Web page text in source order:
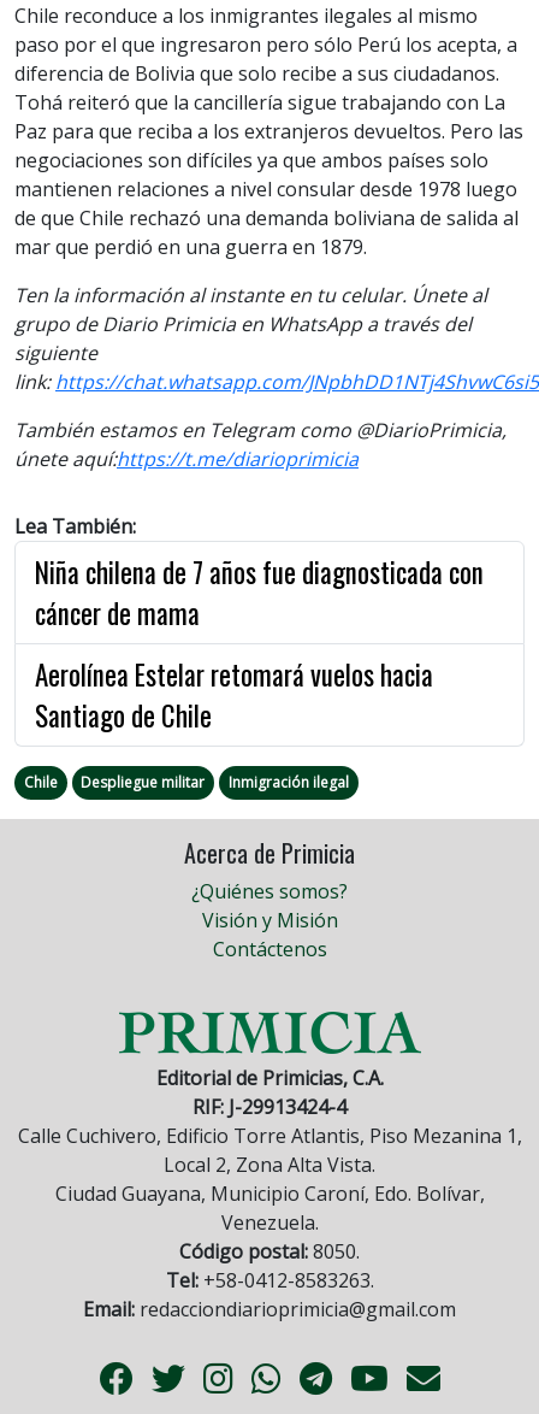
Chile reconduce a los inmigrantes ilegales al mismo
paso por el que ingresaron pero sólo Perú los acepta, a
diferencia de Bolivia que solo recibe a sus ciudadanos.
Tohá reiteró que la cancillería sigue trabajando con La
Paz para que reciba a los extranjeros devueltos. Pero las
negociaciones son difíciles ya que ambos países solo
mantienen relaciones a nivel consular desde 1978 luego
de que Chile rechazó una demanda boliviana de salida al
mar que perdió en una guerra en 1879.
Ten la información al instante en tu celular. Únete al
grupo de Diario Primicia en WhatsApp a través del
siguiente
link:https://chat.whatsapp.com/
También estamos en Telegram como @DiarioPrimicia,
únete aquí:https://t.me/diarioprimicia
Lea También:
Niña chilena de 7 años fue diagnosticada con
cáncer de mama
Aerolínea Estelar retomará vuelos hacia
Santiago de Chile
Chile Despliegue militar Inmigración ilegal
Acerca de Primicia
¿Quiénes somos?
Visión y Misión
Contáctenos
Editorial de Primicias, C.A.
RIF: J-29913424-4
Calle Cuchivero, Edificio Torre Atlantis, Piso Mezanina 1,
Local 2, Zona Alta Vista.
Ciudad Guayana, Municipio Caroní, Edo. Bolívar,
Venezuela.
Código postal:8050.
Tel:+58-0412-8583263.
Email: redacciondiarioprimicia@gmail.com